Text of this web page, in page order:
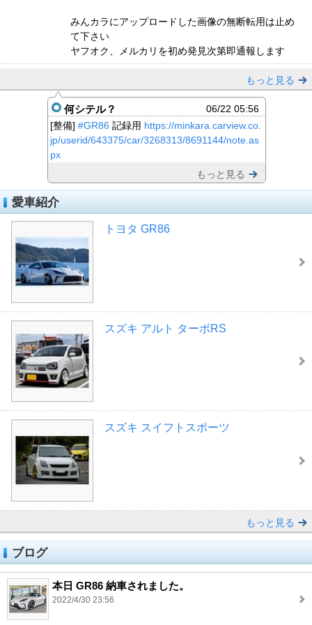
みんカラにアップロードした画像の無断転用は止め
て下さい
ヤフオク、メルカリを初め発見次第即通報します
もっと見る
何シテル？
06/22 05:56
[整備] #GR86 記録用 https://minkara.carview.co.
jp/userid/643375/car/3268313/8691144/note.as
px
もっと見る
愛車紹介
トヨタ GR86
スズキ アルト ターボRS
スズキ スイフトスポーツ
もっと見る
ブログ
本日 GR86 納車されました。
2022/4/30 23:56